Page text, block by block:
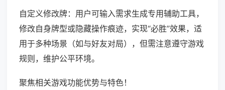
自定义修改牌：用户可输入需求生成专用辅助工具，
修改自身牌型或隐藏操作痕迹，实现“必胜”效果，适
用于多种场景（如与好友对局），但需注意遵守游戏
规则，维护公平环境。
聚焦相关游戏功能优势与特色！